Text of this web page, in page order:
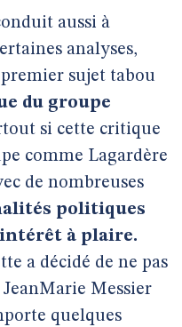
aussi à
analyses,
sujet tabou
du groupe
si cette critique
comme Lagardère
de nombreuses
politiques
à plaire.
a décidé de ne pas
Messier
quelques